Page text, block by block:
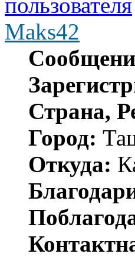
Maks42
Страна,
Город:
Откуда: